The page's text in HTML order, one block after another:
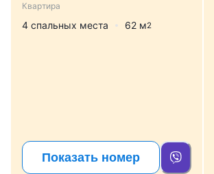
Квартира
4 спальных места 62 м2
Показать номер